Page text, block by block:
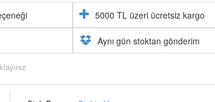
5000 TL üzeri ücretsiz kargo
Aynı gün stoktan gönderim